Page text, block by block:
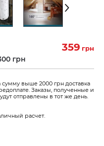
359 грн
грн
выше 2000 грн доставка
Заказы, полученные и
отправлены в тот же день.
расчет.